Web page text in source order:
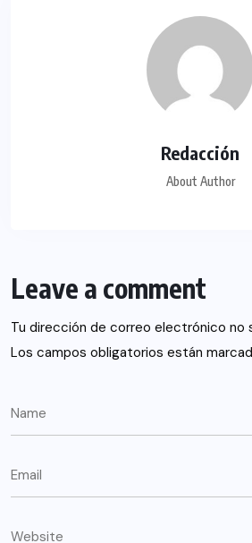
Redacción
About Author
Leave a comment
Tu dirección de correo electrónico no
Los campos obligatorios están